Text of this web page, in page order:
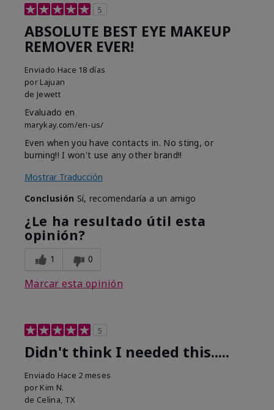
5
ABSOLUTE BEST EYE MAKEUP
REMOVER EVER!
Enviado Hace 18 días
por Lajuan
de Jewett
Evaluado en
marykay.com/en-us/
Even when you have contacts in. No sting, or
burning!! I won't use any other brand!!
Mostrar Traducción
Conclusión Sí, recomendaría a un amigo
¿Le ha resultado útil esta
opinión?
1 0
Marcar esta opinión
5
Didn't think I needed this.....
Enviado Hace 2 meses
por Kim N.
de Celina, TX